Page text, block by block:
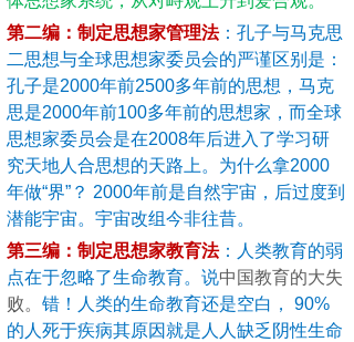
第二编：制定思想家管理法： 孔子与马克思
二思想与全球思想家委员会的严谨区别是：
孔子是2000年前2500多年前的思想，马克
思是2000年前100多年前的思想家，而全球
思想家委员会是在2008年后进入了学习研
究天地人合思想的天路上。为什么拿2000
年做“界”？ 2000年前是自然宇宙，后过度到
潜能宇宙。宇宙改组今非往昔。
第三编：制定思想家教育法：人类教育的弱
点在于忽略了生命教育。 说中国教育的大失
败。 错！ 人类的生命教育还是空白，
90%
的人死于疾病其原因就是人人缺乏阴性生命